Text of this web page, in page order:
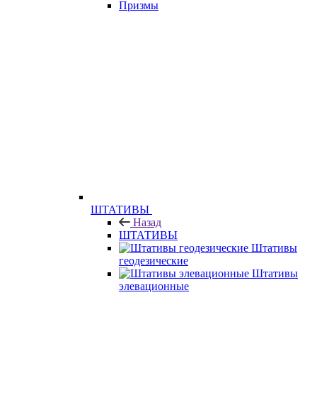
Призмы
ШТАТИВЫ
Назад
ШТАТИВЫ
Штативы
геодезические
Штативы
элевационные